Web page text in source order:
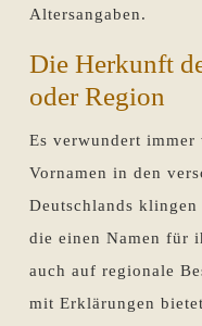
Altersangaben.
Die Herkunft
oder Region
Es verwundert
Vornamen in den
Deutschlands
die einen Namen für
auch auf regionale
mit Erklärungen